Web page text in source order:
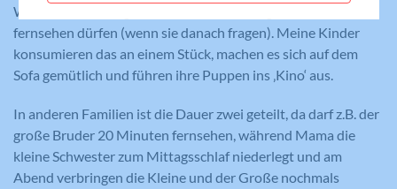
Wir haben die Vorgabe, dass die Kinder täglich 30 Minuten
fernsehen dürfen (wenn sie danach fragen). Meine Kinder
konsumieren das an einem Stück, machen es sich auf dem
Sofa gemütlich und führen ihre Puppen ins ‚Kino‘ aus.
In anderen Familien ist die Dauer zwei geteilt, da darf z.B. der
große Bruder 20 Minuten fernsehen, während Mama die
kleine Schwester zum Mittagsschlaf niederlegt und am
Abend verbringen die Kleine und der Große nochmals
Zweck
Eindeutige ID, die die Sitzung des
Benutzers identifiziert.
Name PHPSESSID
Anbieter Meine Familie
gemeldet werden. Die gesammelten
Informationen helfen uns, unser
Webseitenangebot laufend zu verbessern.
Anbieter Google Analytics
Laufzeit 1 Minute
Externe Medien
Diese Cookies werden dazu verwendet, die
Besucher all unserer Websites nachzuverfolgen.